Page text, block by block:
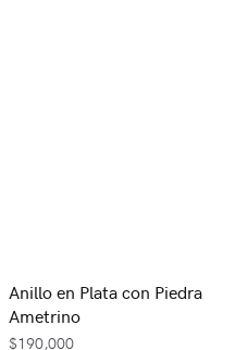
Anillo en Plata con Piedra
Ametrino
$190,000